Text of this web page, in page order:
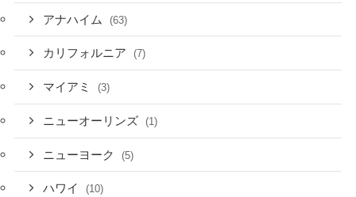
アナハイム (63)
カリフォルニア (7)
マイアミ (3)
ニューオーリンズ (1)
ニューヨーク (5)
ハワイ (10)